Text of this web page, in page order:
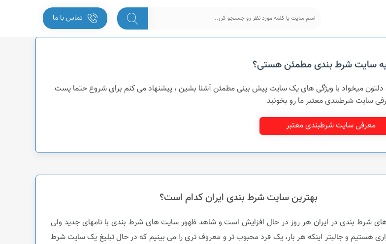
تماس با ما
یه سایت شرط بندی مطمئن هستی؟
میخواد با ویژگی های یک سایت پیش بینی مطمئن آشنا بشین ، پیشنهاد می کنم برای شروع حتما پست
سایت شرطبندی معتبر ما رو بخونید
معرفی سایت شرطبندی معتبر
بهترین سایت شرط بندی ایران کدام است؟
شرط بندی در ایران هر روز در حال افزایش است و شاهد ظهور سایت های شرط بندی با نامهای جدید ولی
هستیم و جالبتر اینکه هر بار، یک فرد محبوب تر و معروف تری را می بینیم که در حال تبلیغ یک سایت شرط